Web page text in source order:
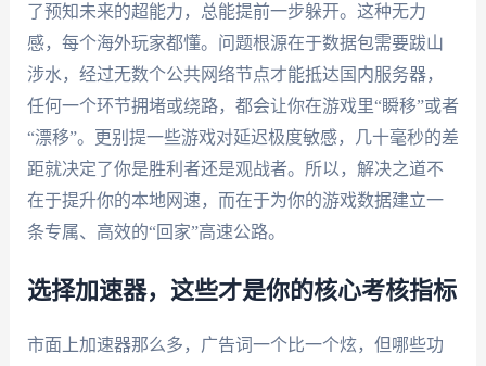
了预知未来的超能力，总能提前一步躲开。这种无力
感，每个海外玩家都懂。问题根源在于数据包需要跋山
涉水，经过无数个公共网络节点才能抵达国内服务器，
任何一个环节拥堵或绕路，都会让你在游戏里“瞬移”或者
“漂移”。更别提一些游戏对延迟极度敏感，几十毫秒的差
距就决定了你是胜利者还是观战者。所以，解决之道不
在于提升你的本地网速，而在于为你的游戏数据建立一
条专属、高效的“回家”高速公路。
选择加速器，这些才是你的核心考核指标
市面上加速器那么多，广告词一个比一个炫，但哪些功